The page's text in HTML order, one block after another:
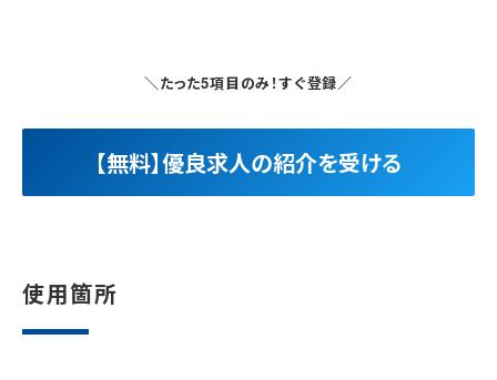
＼たった5項目のみ！すぐ登録／
【無料】優良求人の紹介を受ける
使用箇所